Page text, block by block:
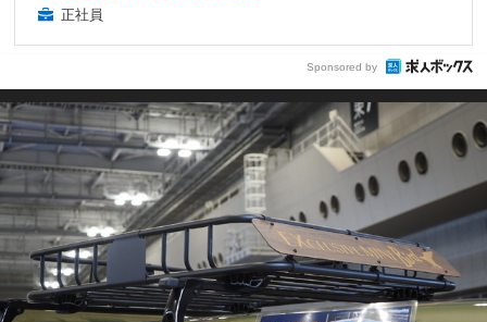
正社員
Sponsored by